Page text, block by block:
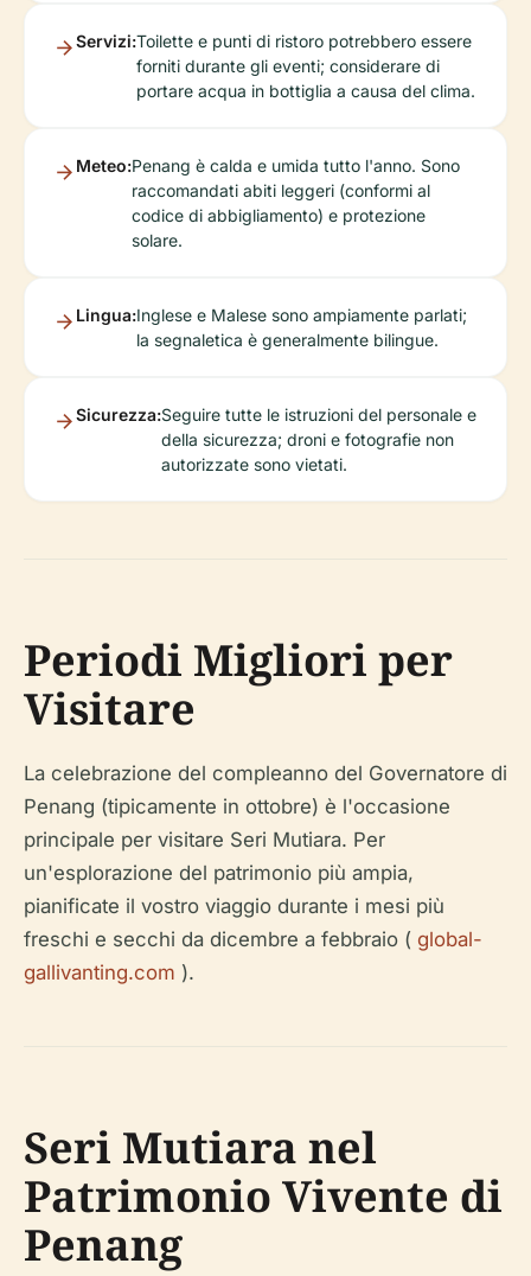
Servizi:Toilette e punti di ristoro potrebbero essere
forniti durante gli eventi; considerare di
portare acqua in bottiglia a causa del clima.
Meteo:Penang è calda e umida tutto l'anno. Sono
raccomandati abiti leggeri (conformi al
codice di abbigliamento) e protezione
solare.
Lingua:Inglese e Malese sono ampiamente parlati;
la segnaletica è generalmente bilingue.
Sicurezza:Seguire tutte le istruzioni del personale e
della sicurezza; droni e fotografie non
autorizzate sono vietati.
Periodi Migliori per
Visitare
La celebrazione del compleanno del Governatore di
Penang (tipicamente in ottobre) è l'occasione
principale per visitare Seri Mutiara. Per
un'esplorazione del patrimonio più ampia,
pianificate il vostro viaggio durante i mesi più
freschi e secchi da dicembre a febbraio ( global-
gallivanting.com ).
Seri Mutiara nel
Patrimonio Vivente di
Penang